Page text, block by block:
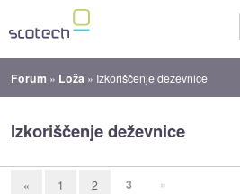
Forum » Loža » Izkoriščenje deževnice
Izkoriščenje deževnice
« 1 2 3 »